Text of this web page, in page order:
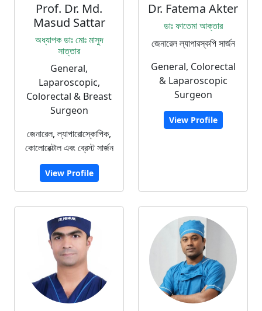
Prof. Dr. Md.
Masud Sattar
অধ্যাপক ডাঃ মোঃ মাসুদ
সাত্তার
General,
Laparoscopic,
Colorectal & Breast
Surgeon
জেনারেল, ল্যাপারোস্কোপিক,
কোলোরেক্টাল এবং ব্রেস্ট সার্জন
View Profile
Dr. Fatema Akter
ডাঃ ফাতেমা আক্তার
জেনারেল ল্যাপারস্কপি সার্জন
General, Colorectal
& Laparoscopic
Surgeon
View Profile